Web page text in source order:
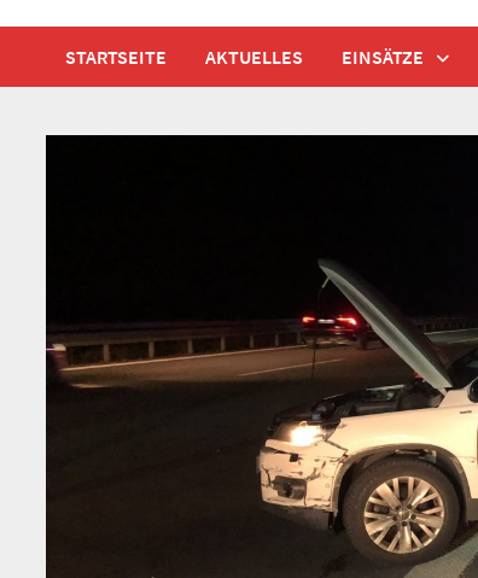
STARTSEITE AKTUELLES EINSÄTZE